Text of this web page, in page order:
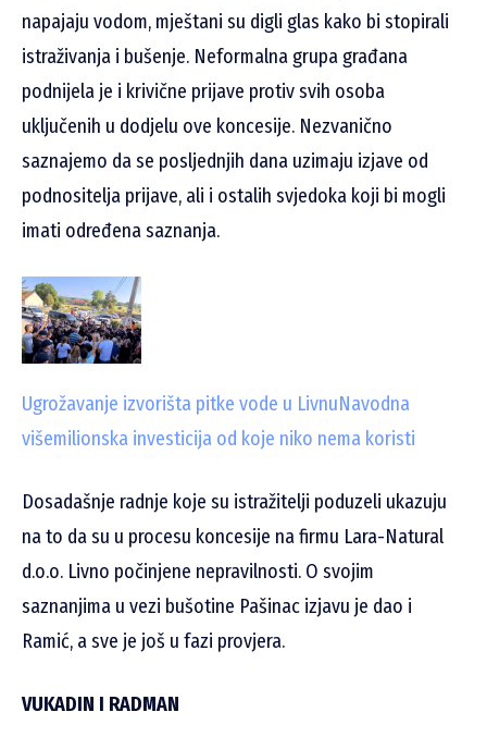
napajaju vodom, mještani su digli glas kako bi stopirali
istraživanja i bušenje. Neformalna grupa građana
podnijela je i krivične prijave protiv svih osoba
uključenih u dodjelu ove koncesije. Nezvanično
saznajemo da se posljednjih dana uzimaju izjave od
podnositelja prijave, ali i ostalih svjedoka koji bi mogli
imati određena saznanja.
Ugrožavanje izvorišta pitke vode u LivnuNavodna
višemilionska investicija od koje niko nema koristi
Dosadašnje radnje koje su istražitelji poduzeli ukazuju
na to da su u procesu koncesije na firmu Lara-Natural
d.o.o. Livno počinjene nepravilnosti. O svojim
saznanjima u vezi bušotine Pašinac izjavu je dao i
Ramić, a sve je još u fazi provjera.
VUKADIN I RADMAN